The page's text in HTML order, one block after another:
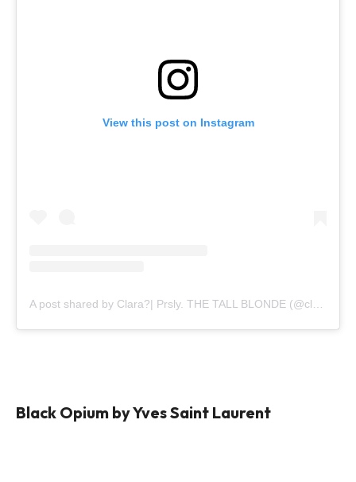
View this post on Instagram
Black Opium by Yves Saint Laurent